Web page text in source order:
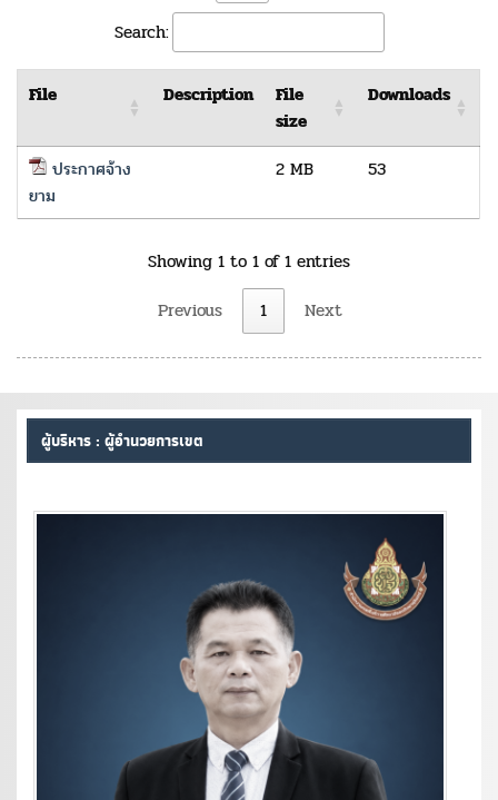
Search:
File Description
File
size
Downloads
ประกาศจ้าง
ยาม
2 MB 53
Showing 1 to 1 of 1 entries
Previous
1 Next
ผู้บริหาร : ผู้อำนวยการเขต